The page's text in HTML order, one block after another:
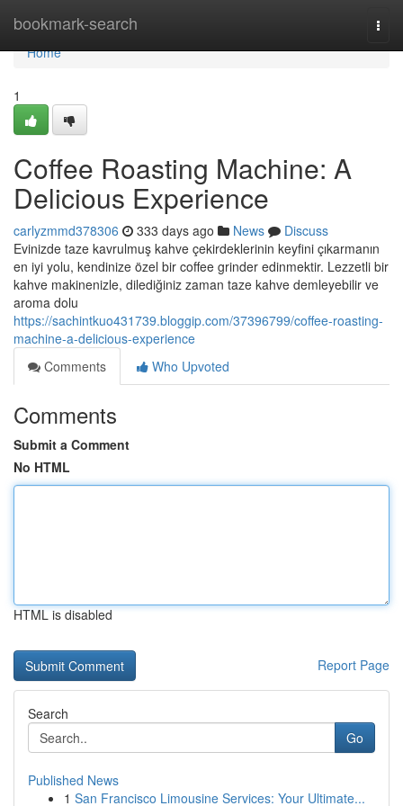
bookmark-search
Home
Home
1
Coffee Roasting Machine: A
Delicious Experience
carlyzmmd378306 333 days ago News
Discuss
Evinizde taze kavrulmuş kahve çekirdeklerinin keyfini çıkarmanın
en iyi yolu, kendinize özel bir coffee grinder edinmektir. Lezzetli bir
kahve makinenizle, dilediğiniz zaman taze kahve demleyebilir ve
aroma dolu
https://sachintkuo431739.bloggip.com/37396799/coffee-roasting-
machine-a-delicious-experience
Comments
Who Upvoted
Comments
Submit a Comment
No HTML
HTML is disabled
Report Page
Search
Go
Published News
1 San Francisco Limousine Services: Your Ultimate...